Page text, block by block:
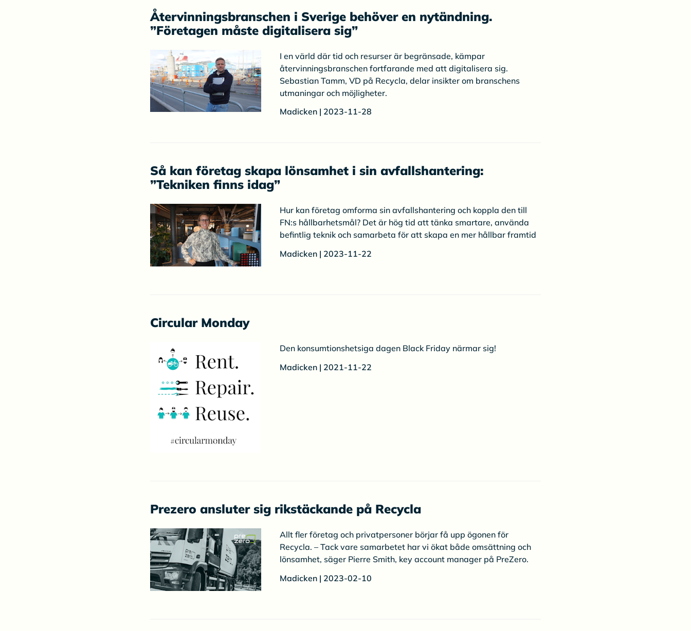
Återvinningsbranschen i Sverige behöver en nytändning.
”Företagen måste digitalisera sig”
I en värld där tid och resurser är begränsade, kämpar
återvinningsbranschen fortfarande med att digitalisera sig.
Sebastian Tamm, VD på Recycla, delar insikter om branschens
utmaningar och möjligheter.
Madicken | 2023-11-28
Så kan företag skapa lönsamhet i sin avfallshantering:
”Tekniken finns idag”
Hur kan företag omforma sin avfallshantering och koppla den till
FN:s hållbarhetsmål? Det är hög tid att tänka smartare, använda
befintlig teknik och samarbeta för att skapa en mer hållbar framtid
Madicken | 2023-11-22
Circular Monday
Den konsumtionshetsiga dagen Black Friday närmar sig!
Madicken | 2021-11-22
Prezero ansluter sig rikstäckande på Recycla
Allt fler företag och privatpersoner börjar få upp ögonen för
Recycla. – Tack vare samarbetet har vi ökat både omsättning och
lönsamhet, säger Pierre Smith, key account manager på PreZero.
Madicken | 2023-02-10